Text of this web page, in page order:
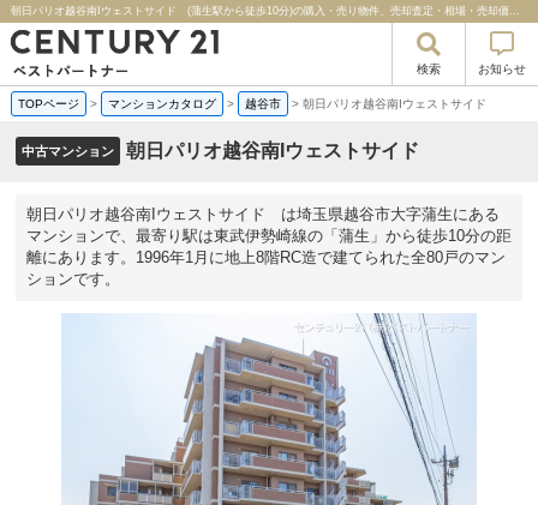
朝日パリオ越谷南Iウェストサイド (蒲生駅から徒歩10分)の購入・売り物件、売却査定・相場・売却価格マンション情報｜センチュリー２１ベストパートナー
検索 お知らせ
TOPページ > マンションカタログ > 越谷市 > 朝日パリオ越谷南Iウェストサイド
中古マンション 朝日パリオ越谷南Iウェストサイド
朝日パリオ越谷南Iウェストサイド は埼玉県越谷市大字蒲生にある
マンションで、最寄り駅は東武伊勢崎線の「蒲生」から徒歩10分の距
離にあります。1996年1月に地上8階RC造で建てられた全80戸のマン
ションです。